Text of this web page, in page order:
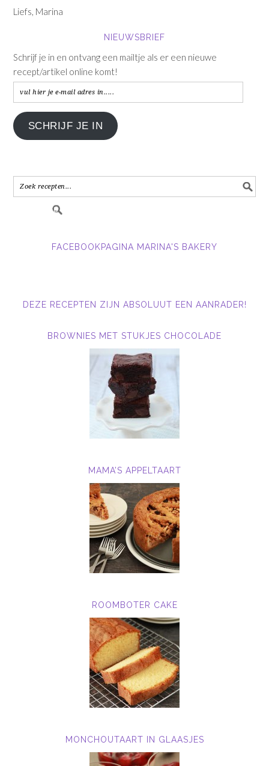
Liefs, Marina
NIEUWSBRIEF
Schrijf je in en ontvang een mailtje als er een nieuwe
recept/artikel online komt!
vul
hier
je
e-
in.....
SCHRIJF JE IN
FACEBOOKPAGINA MARINA'S BAKERY
DEZE RECEPTEN ZIJN ABSOLUUT EEN AANRADER!
BROWNIES MET STUKJES CHOCOLADE
MAMA’S APPELTAART
ROOMBOTER CAKE
MONCHOUTAART IN GLAASJES